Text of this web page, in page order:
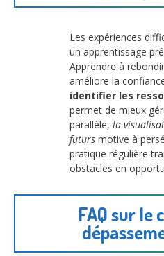
Les expériences
un apprentissage
Apprendre à
améliore la
identifier les
permet de mieux
parallèle, la
futurs motive à
pratique régulière
obstacles en
FAQ sur le